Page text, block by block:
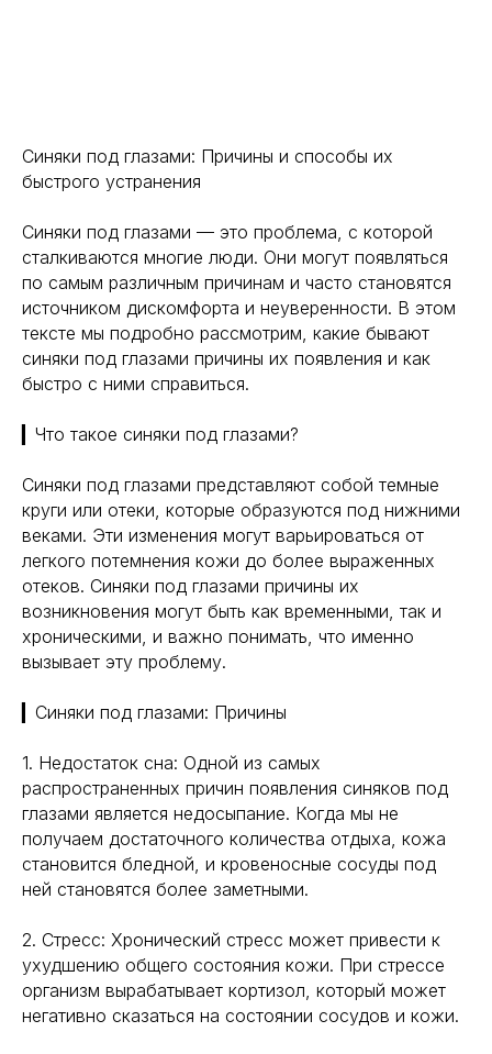
Синяки под глазами: Причины и способы их
быстрого устранения
Синяки под глазами — это проблема, с которой
сталкиваются многие люди. Они могут появляться
по самым различным причинам и часто становятся
источником дискомфорта и неуверенности. В этом
тексте мы подробно рассмотрим, какие бывают
синяки под глазами причины их появления и как
быстро с ними справиться.
▎Что такое синяки под глазами?
Синяки под глазами представляют собой темные
круги или отеки, которые образуются под нижними
веками. Эти изменения могут варьироваться от
легкого потемнения кожи до более выраженных
отеков. Синяки под глазами причины их
возникновения могут быть как временными, так и
хроническими, и важно понимать, что именно
вызывает эту проблему.
▎Синяки под глазами: Причины
1. Недостаток сна: Одной из самых
распространенных причин появления синяков под
глазами является недосыпание. Когда мы не
получаем достаточного количества отдыха, кожа
становится бледной, и кровеносные сосуды под
ней становятся более заметными.
2. Стресс: Хронический стресс может привести к
ухудшению общего состояния кожи. При стрессе
организм вырабатывает кортизол, который может
негативно сказаться на состоянии сосудов и кожи.